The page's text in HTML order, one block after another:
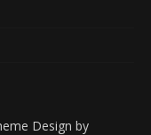
Design by